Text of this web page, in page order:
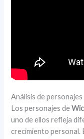
Análisis de personajes
Los personajes de
uno de ellos refleja
crecimiento personal.